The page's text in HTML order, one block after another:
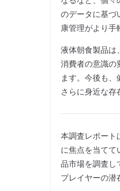
のデータに基づ
康管理がより手
液体朝食製品は
消費者の意識の
ます。今後も
さらに身近な存
本調査レポート
に焦点を当てて
品市場を調査し
プレイヤーの潜